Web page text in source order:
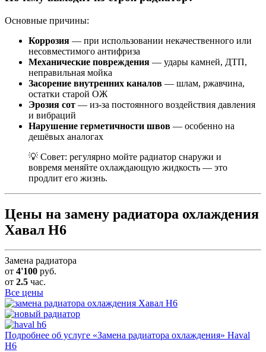
Основные причины:
Коррозия — при использовании некачественного или
несовместимого антифриза
Механические повреждения — удары камней, ДТП,
неправильная мойка
Засорение внутренних каналов — шлам, ржавчина,
остатки старой ОЖ
Эрозия сот — из-за постоянного воздействия давления
и вибраций
Нарушение герметичности швов — особенно на
дешёвых аналогах
💡 Совет: регулярно мойте радиатор снаружи и
вовремя меняйте охлаждающую жидкость — это
продлит его жизнь.
Цены на замену радиатора охлаждения
Хавал Н6
Замена радиатора
от 4'100 руб.
от 2.5 час.
Все цены
Подробнее об услуге «Замена радиатора охлаждения» Haval
H6